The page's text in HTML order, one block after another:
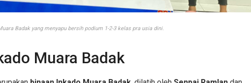
Badak yang menyapu bersih podium 1-2-3 kelas pra usia dini.
Muara Badak